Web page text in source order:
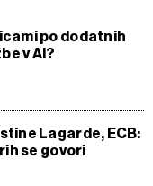
po dodatnih
v AI?
Lagarde, ECB:
se govori